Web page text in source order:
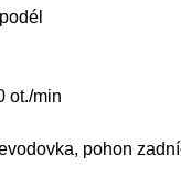
ot./min
pohon